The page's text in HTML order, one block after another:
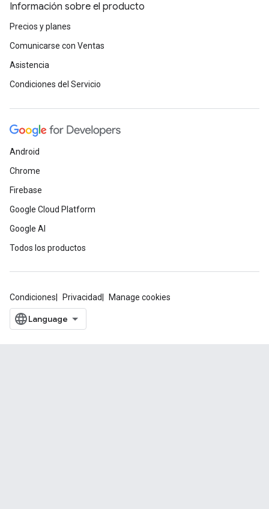
Información sobre el producto
Precios y planes
Comunicarse con Ventas
Asistencia
Condiciones del Servicio
Android
Chrome
Firebase
Google Cloud Platform
Google AI
Todos los productos
Condiciones Privacidad Manage cookies